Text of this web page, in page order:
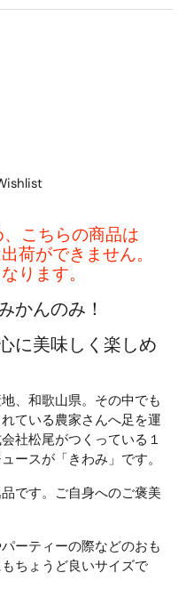
こちらの商品は
荷ができません。
ります。
かんのみ！
に美味しく楽しめ
、和歌山県。その中でも
ている農家さんへ足を運
社松尾がつくっている１
ースが「きわみ」です。
です。ご自身へのご褒美
ーティーの際などのおも
ちょうど良いサイズで